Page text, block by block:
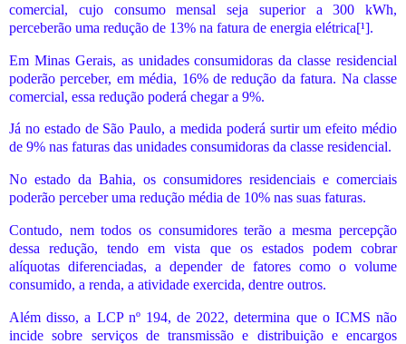
comercial, cujo consumo mensal seja superior a 300 kWh,
perceberão uma redução de 13% na fatura de energia elétrica[¹].
Em Minas Gerais, as unidades consumidoras da classe residencial
poderão perceber, em média, 16% de redução da fatura. Na classe
comercial, essa redução poderá chegar a 9%.
Já no estado de São Paulo, a medida poderá surtir um efeito médio
de 9% nas faturas das unidades consumidoras da classe residencial.
No estado da Bahia, os consumidores residenciais e comerciais
poderão perceber uma redução média de 10% nas suas faturas.
Contudo, nem todos os consumidores terão a mesma percepção
dessa redução, tendo em vista que os estados podem cobrar
alíquotas diferenciadas, a depender de fatores como o volume
consumido, a renda, a atividade exercida, dentre outros.
Além disso, a LCP nº 194, de 2022, determina que o ICMS não
incide sobre serviços de transmissão e distribuição e encargos